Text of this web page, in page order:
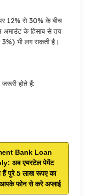
12% से 30% के बीच
अमाउंट के हिसाब से तय
3%) भी लग सकती है।
होते हैं:
Bank Loan
अब एयरटेल पेमेंट
पुरे 5 लाख रूपए का
फोन से करे अप्लाई